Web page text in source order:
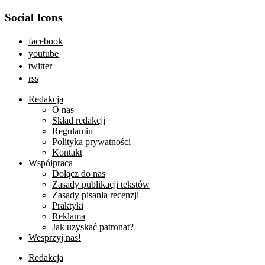
Social Icons
facebook
youtube
twitter
rss
Redakcja
O nas
Skład redakcji
Regulamin
Polityka prywatności
Kontakt
Współpraca
Dołącz do nas
Zasady publikacji tekstów
Zasady pisania recenzji
Praktyki
Reklama
Jak uzyskać patronat?
Wesprzyj nas!
Redakcja